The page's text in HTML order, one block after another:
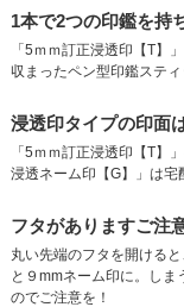
1本で2つの印鑑を持
「5ｍｍ訂正浸透印【T】
収まったペン型印鑑スティ
浸透印タイプの印面
「5ｍｍ訂正浸透印【T】
浸透ネーム印【G】」は宅
フタがありますご注
丸い先端のフタを開ける
と９mmネーム印に。し
のでご注意を！